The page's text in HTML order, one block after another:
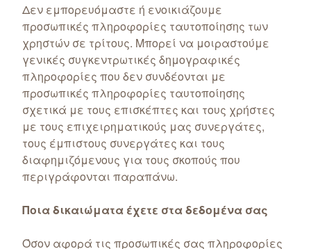
Δεν εμπορευόμαστε ή ενοικιάζουμε
προσωπικές πληροφορίες ταυτοποίησης των
χρηστών σε τρίτους. Μπορεί να μοιραστούμε
γενικές συγκεντρωτικές δημογραφικές
πληροφορίες που δεν συνδέονται με
προσωπικές πληροφορίες ταυτοποίησης
σχετικά με τους επισκέπτες και τους χρήστες
με τους επιχειρηματικούς μας συνεργάτες,
τους έμπιστους συνεργάτες και τους
διαφημιζόμενους για τους σκοπούς που
περιγράφονται παραπάνω.
Ποια δικαιώματα έχετε στα δεδομένα σας
Όσον αφορά τις προσωπικές σας πληροφορίες